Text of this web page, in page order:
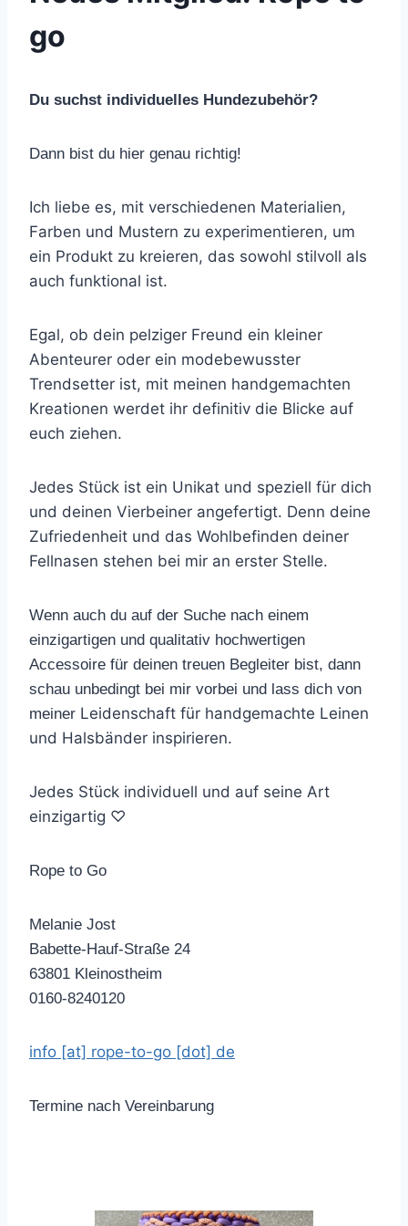
go
Du suchst individuelles Hundezubehör?
Dann bist du hier genau richtig!
Ich liebe es, mit verschiedenen Materialien,
Farben und Mustern zu experimentieren, um
ein Produkt zu kreieren, das sowohl stilvoll als
auch funktional ist.
Egal, ob dein pelziger Freund ein kleiner
Abenteurer oder ein modebewusster
Trendsetter ist, mit meinen handgemachten
Kreationen werdet ihr definitiv die Blicke auf
euch ziehen.
Jedes Stück ist ein Unikat und speziell für dich
und deinen Vierbeiner angefertigt. Denn deine
Zufriedenheit und das Wohlbefinden deiner
Fellnasen stehen bei mir an erster Stelle.
Wenn auch du auf der Suche nach einem
einzigartigen und qualitativ hochwertigen
Accessoire für deinen treuen Begleiter bist, dann
schau unbedingt bei mir vorbei und lass dich von
meiner Leidenschaft für handgemachte Leinen
und Halsbänder inspirieren.
Jedes Stück individuell und auf seine Art
einzigartig ♡︎
Rope to Go
Melanie Jost
Babette-Hauf-Straße 24
63801 Kleinostheim
0160-8240120
info [at] rope-to-go [dot] de
Termine nach Vereinbarung